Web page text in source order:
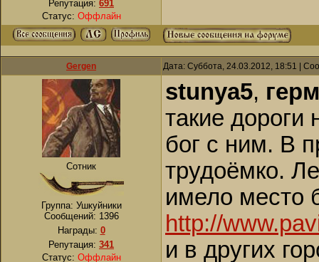
Репутация: 691
Статус: Оффлайн
Gergen Дата: Суббота, 24.03.2012, 18:51 |
Сотник
Группа: Ушкуйники
Сообщений: 1396
Награды: 0
Репутация: 341
Статус: Оффлайн
stunya5,
такие
бог с ним. В
трудоёмко.
имело место
http://
и в других